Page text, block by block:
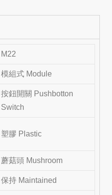
M22
模組式 Module
按鈕開關 Pushbotton
Switch
塑膠 Plastic
蘑菇頭 Mushroom
保持 Maintained